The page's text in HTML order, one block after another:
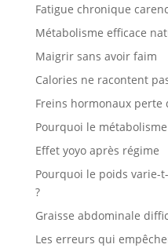
Fatigue chronique
Métabolisme efficace
Maigrir sans avoir faim
Calories ne racontent
Freins hormonaux perte
Pourquoi le
Effet yoyo après régime
Pourquoi le poids varie-
?
Graisse abdominale
Les erreurs qui